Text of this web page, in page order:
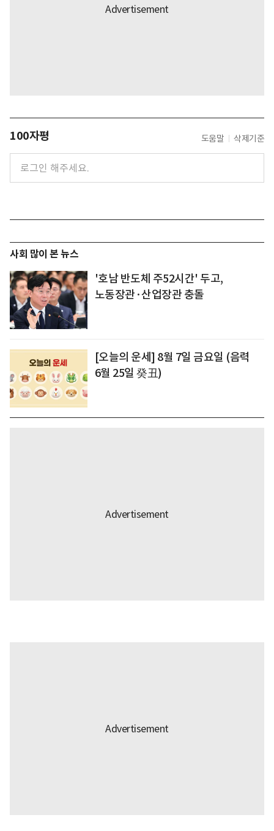
100자평 도움말 삭제기준
사회 많이 본 뉴스
'호남 반도체 주52시간' 두고,
노동장관·산업장관 충돌
[오늘의 운세] 8월 7일 금요일 (음력
6월 25일 癸丑)